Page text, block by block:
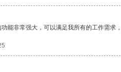
能非常强大，可以满足我所有的工作需求